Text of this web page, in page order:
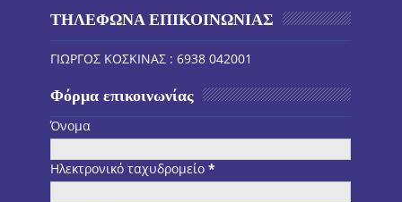
ΤΗΛΕΦΩΝΑ ΕΠΙΚΟΙΝΩΝΙΑΣ
ΓΙΩΡΓΟΣ ΚΟΣΚΙΝΑΣ : 6938 042001
Φόρμα επικοινωνίας
Όνομα
Ηλεκτρονικό ταχυδρομείο*